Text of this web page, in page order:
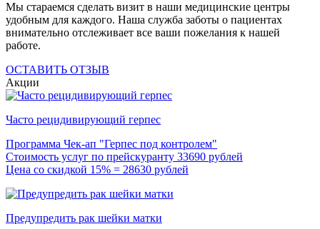
Мы стараемся сделать визит в наши медицинские центры
удобным для каждого. Наша служба заботы о пациентах
внимательно отслеживает все ваши пожелания к нашей
работе.
ОСТАВИТЬ ОТЗЫВ
Акции
Часто рецидивирующий герпес
Программа Чек-ап "Герпес под контролем"
Стоимость услуг по прейскуранту 33690 рублей
Цена со скидкой 15% = 28630 рублей
Предупредить рак шейки матки